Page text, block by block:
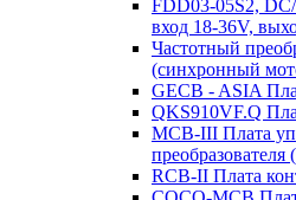
FDD03-05S2,
вход 18-36V,
Частотный
(синхронный
GECB - ASIA
QKS910VF.Q
MCB-III Плата
RCB-II Плата